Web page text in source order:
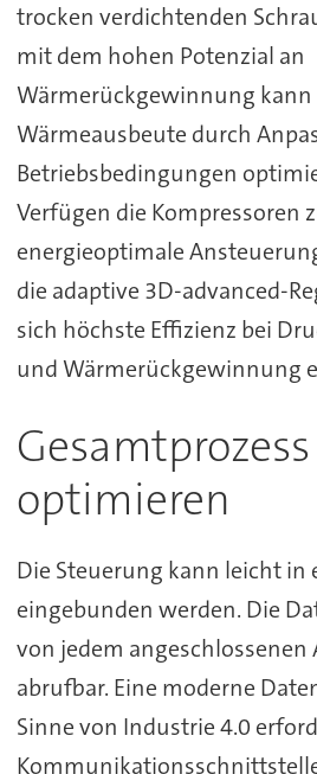
trocken verdichtenden
mit dem hohen Potenzial an
Wärmerückgewinnung
Wärmeausbeute durch
Betriebsbedingungen
Verfügen die Kompressoren
energieoptimale
die adaptive 3D-advanced-
sich höchste Effizienz bei
und Wärmerückgewinnung
Gesamtprozess
optimieren
Die Steuerung kann leicht in
eingebunden werden. Die
von jedem angeschlossenen
abrufbar. Eine moderne
Sinne von Industrie 4.0